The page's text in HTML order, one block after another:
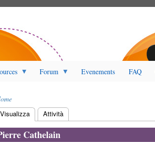
Forum Evenements FAQ
Briciole
di
pane
Visualizza (scheda attiva)
Attività
Cathelain